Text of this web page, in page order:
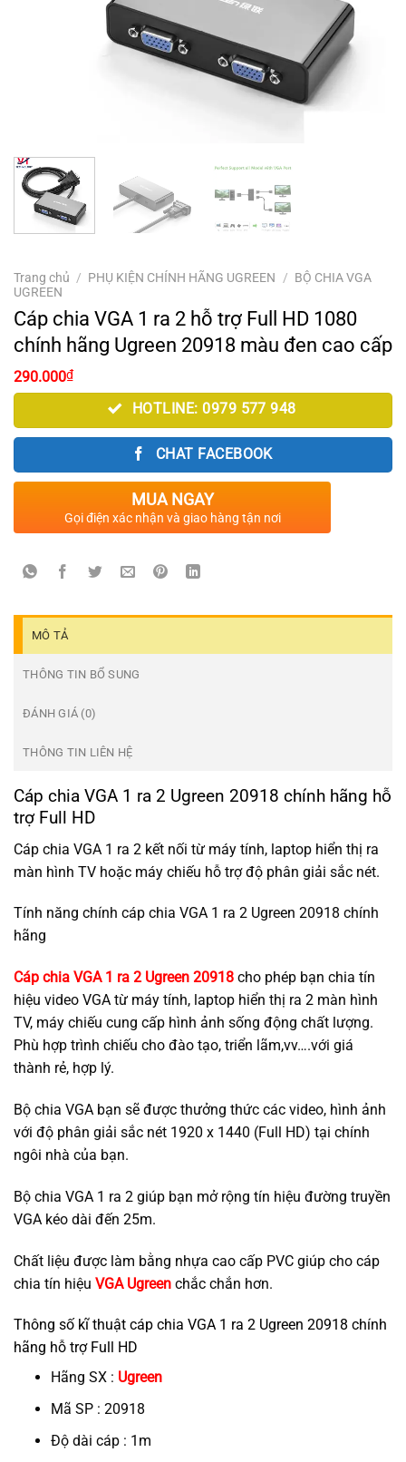
Trang chủ / PHỤ KIỆN CHÍNH HÃNG UGREEN / BỘ CHIA VGA
UGREEN
Cáp chia VGA 1 ra 2 hỗ trợ Full HD 1080
chính hãng Ugreen 20918 màu đen cao cấp
290.000₫
HOTLINE: 0979 577 948
CHAT FACEBOOK
MUA NGAY
Gọi điện xác nhận và giao hàng tận nơi
MÔ TẢ
THÔNG TIN BỔ SUNG
ĐÁNH GIÁ (0)
THÔNG TIN LIÊN HỆ
Cáp chia VGA 1 ra 2 Ugreen 20918 chính hãng hỗ
trợ Full HD
Cáp chia VGA 1 ra 2 kết nối từ máy tính, laptop hiển thị ra
màn hình TV hoặc máy chiếu hỗ trợ độ phân giải sắc nét.
Tính năng chính cáp chia VGA 1 ra 2 Ugreen 20918 chính
hãng
Cáp chia VGA 1 ra 2 Ugreen 20918 cho phép bạn chia tín
hiệu video VGA từ máy tính, laptop hiển thị ra 2 màn hình
TV, máy chiếu cung cấp hình ảnh sống động chất lượng.
Phù hợp trình chiếu cho đào tạo, triển lãm,vv….với giá
thành rẻ, hợp lý.
Bộ chia VGA bạn sẽ được thưởng thức các video, hình ảnh
với độ phân giải sắc nét 1920 x 1440 (Full HD) tại chính
ngôi nhà của bạn.
Bộ chia VGA 1 ra 2 giúp bạn mở rộng tín hiệu đường truyền
VGA kéo dài đến 25m.
Chất liệu được làm bằng nhựa cao cấp PVC giúp cho cáp
chia tín hiệu VGA Ugreen chắc chắn hơn.
Thông số kĩ thuật cáp chia VGA 1 ra 2 Ugreen 20918 chính
hãng hỗ trợ Full HD
Hãng SX : Ugreen
Mã SP : 20918
Độ dài cáp : 1m